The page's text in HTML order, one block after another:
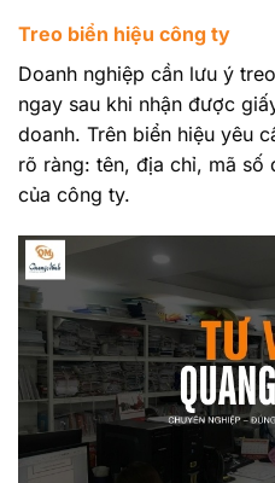
Treo biển hiệu công ty
Doanh nghiệp cần lưu ý
ngay sau khi nhận được
doanh. Trên biển hiệu yêu
rõ ràng: tên, địa chỉ, mã
của công ty.